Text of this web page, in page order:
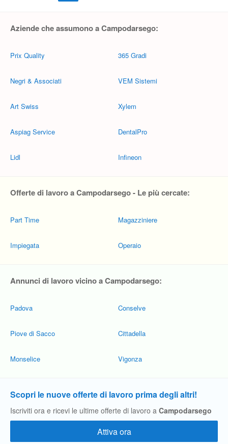
Aziende che assumono a Campodarsego:
Prix Quality
Negri & Associati
Art Swiss
Aspiag Service
Lidl
365 Gradi
VEM Sistemi
Xylem
DentalPro
Infineon
Offerte di lavoro a Campodarsego - Le più cercate:
Part Time
Impiegata
Magazziniere
Operaio
Annunci di lavoro vicino a Campodarsego:
Padova
Piove di Sacco
Monselice
Conselve
Cittadella
Vigonza
Scopri le nuove offerte di lavoro prima degli altri!
Iscriviti ora e ricevi le ultime offerte di lavoro a Campodarsego